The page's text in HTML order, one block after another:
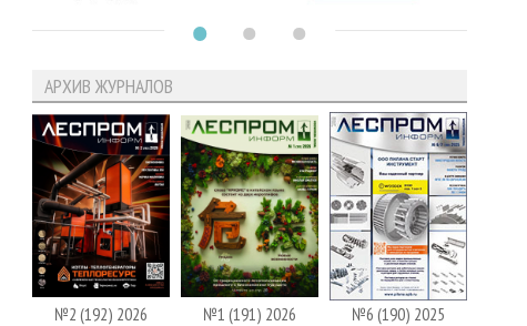
АРХИВ ЖУРНАЛОВ
№2 (192) 2026 №1 (191) 2026 №6 (190) 2025